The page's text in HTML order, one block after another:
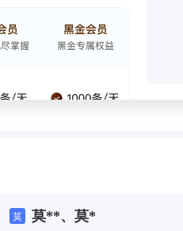
莫 莫**、莫*